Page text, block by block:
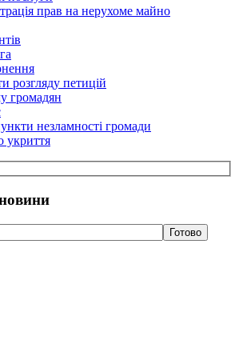
прав на нерухоме майно
розгляду петицій
громадян
незламності громади
укриття